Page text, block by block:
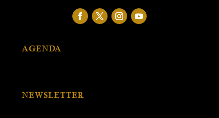
AGENDA
NEWSLETTER